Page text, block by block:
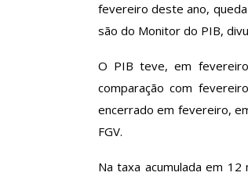
fevereiro deste ano,
são do Monitor do PIB,
O PIB teve, em
comparação com
encerrado em fevereiro,
FGV.
Na taxa acumulada em